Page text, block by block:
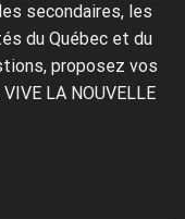
secondaires, les
du Québec et du
proposez vos
LA NOUVELLE